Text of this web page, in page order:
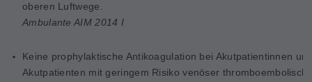
oberen Luftwege.
Ambulante AIM 2014 I
Keine prophylaktische Antikoagulation bei Akutpatientinnen
Akutpatienten mit geringem Risiko venöser